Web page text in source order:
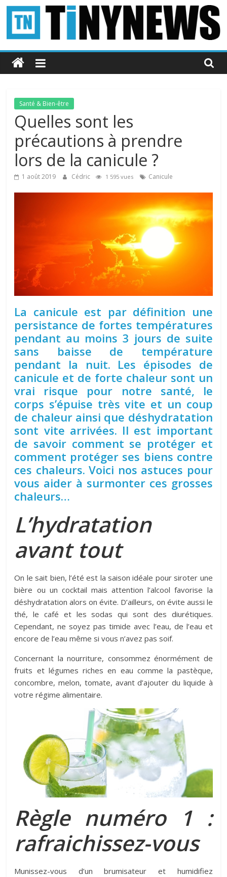
Passer
contenu
Tinynews
Le
belge
connecté
Santé & Bien-être
Quelles sont les
précautions à prendre
lors de la canicule ?
1 août 2019 Cédric 1 595 vues Canicule
La canicule est par définition une
persistance de fortes températures
pendant au moins 3 jours de suite
sans baisse de température
pendant la nuit. Les épisodes de
canicule et de forte chaleur sont un
vrai risque pour notre santé, le
corps s’épuise très vite et un coup
de chaleur ainsi que déshydratation
sont vite arrivées. Il est important
de savoir comment se protéger et
comment protéger ses biens contre
ces chaleurs. Voici nos astuces pour
vous aider à surmonter ces grosses
chaleurs…
L’hydratation
avant tout
On le sait bien, l’été est la saison idéale pour siroter une
bière ou un cocktail mais attention l’alcool favorise la
déshydratation alors on évite. D’ailleurs, on évite aussi le
thé, le café et les sodas qui sont des diurétiques.
Cependant, ne soyez pas timide avec l’eau, de l’eau et
encore de l’eau même si vous n’avez pas soif.
Concernant la nourriture, consommez énormément de
fruits et légumes riches en eau comme la pastèque,
concombre, melon, tomate, avant d’ajouter du liquide à
votre régime alimentaire.
Règle numéro 1 :
rafraichissez-vous
Munissez-vous d’un brumisateur et humidifiez